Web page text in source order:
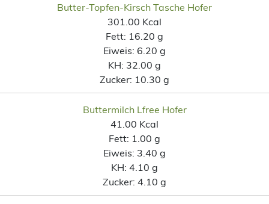
Butter-Topfen-Kirsch Tasche Hofer
301.00 Kcal
Fett: 16.20 g
Eiweis: 6.20 g
KH: 32.00 g
Zucker: 10.30 g
Buttermilch Lfree Hofer
41.00 Kcal
Fett: 1.00 g
Eiweis: 3.40 g
KH: 4.10 g
Zucker: 4.10 g